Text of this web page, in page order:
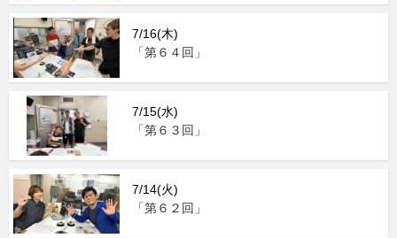
7/16(木)
「第６４回」
7/15(水)
「第６３回」
7/14(火)
「第６２回」